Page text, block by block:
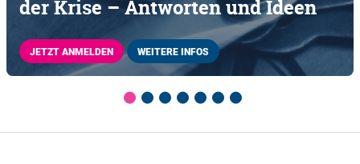
der Krise – Antworten und Ideen
JETZT ANMELDEN WEITERE INFOS